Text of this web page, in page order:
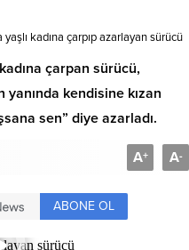
yaşlı kadına çarpıp azarlayan sürücü
çarpan sürücü,
kendisine kızan
sen” diye azarladı.
A+ A-
ABONE OL